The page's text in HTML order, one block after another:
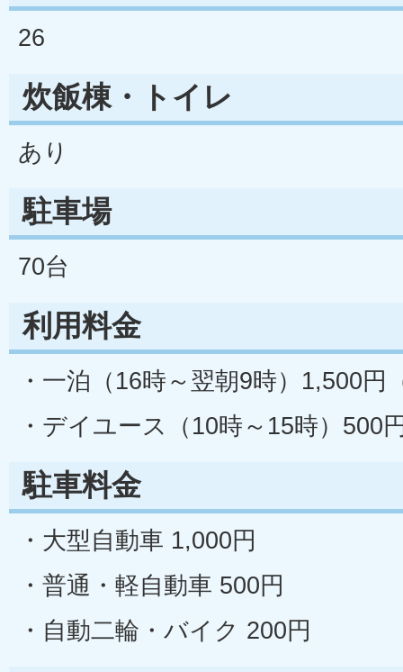
26
炊飯棟・トイレ
あり
駐車場
70台
利用料金
・一泊（16時～翌朝9時）1,500円
・デイユース（10時～15時）500
駐車料金
・大型自動車 1,000円
・普通・軽自動車 500円
・自動二輪・バイク 200円